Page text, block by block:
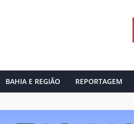
BAHIA E REGIÃO REPORTAGEM